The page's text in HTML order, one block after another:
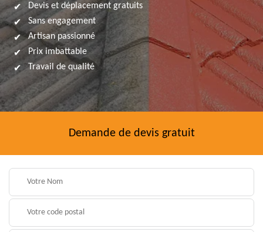
Devis et déplacement gratuits
Sans engagement
Artisan passionné
Prix imbattable
Travail de qualité
Demande de devis gratuit